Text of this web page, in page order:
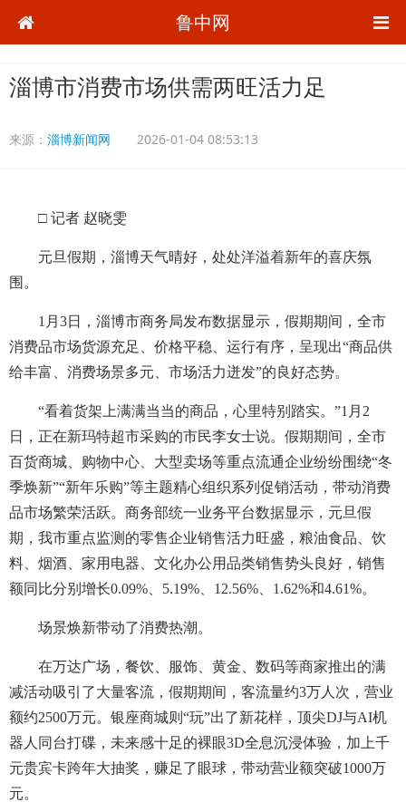
鲁中网
淄博市消费市场供需两旺活力足
来源： 淄博新闻网 2026-01-04 08:53:13
□ 记者 赵晓雯
元旦假期，淄博天气晴好，处处洋溢着新年的喜庆氛
围。
1月3日，淄博市商务局发布数据显示，假期期间，全市
消费品市场货源充足、价格平稳、运行有序，呈现出“商品供
给丰富、消费场景多元、市场活力迸发”的良好态势。
“看着货架上满满当当的商品，心里特别踏实。”1月2
日，正在新玛特超市采购的市民李女士说。假期期间，全市
百货商城、购物中心、大型卖场等重点流通企业纷纷围绕“冬
季焕新”“新年乐购”等主题精心组织系列促销活动，带动消费
品市场繁荣活跃。商务部统一业务平台数据显示，元旦假
期，我市重点监测的零售企业销售活力旺盛，粮油食品、饮
料、烟酒、家用电器、文化办公用品类销售势头良好，销售
额同比分别增长0.09%、5.19%、12.56%、1.62%和4.61%。
场景焕新带动了消费热潮。
在万达广场，餐饮、服饰、黄金、数码等商家推出的满
减活动吸引了大量客流，假期期间，客流量约3万人次，营业
额约2500万元。银座商城则“玩”出了新花样，顶尖DJ与AI机
器人同台打碟，未来感十足的裸眼3D全息沉浸体验，加上千
元贵宾卡跨年大抽奖，赚足了眼球，带动营业额突破1000万
元。